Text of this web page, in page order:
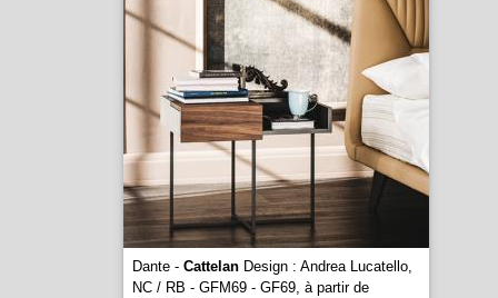
Dante - CattelanDesign : Andrea Lucatello,
NC / RB - GFM69 - GF69, à partir de